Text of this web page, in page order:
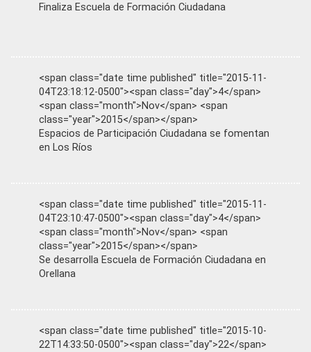
Finaliza Escuela de Formación Ciudadana
<span class="date time published" title="2015-11-
04T23:18:12-0500"><span class="day">4</span>
<span class="month">Nov</span> <span
class="year">2015</span></span>
Espacios de Participación Ciudadana se fomentan
en Los Ríos
<span class="date time published" title="2015-11-
04T23:10:47-0500"><span class="day">4</span>
<span class="month">Nov</span> <span
class="year">2015</span></span>
Se desarrolla Escuela de Formación Ciudadana en
Orellana
<span class="date time published" title="2015-10-
22T14:33:50-0500"><span class="day">22</span>